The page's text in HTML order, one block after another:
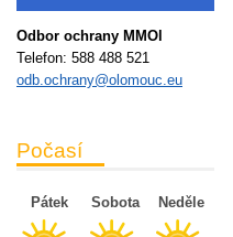
Odbor ochrany MMOl
Telefon: 588 488 521
odb.ochrany@olomouc.eu
Počasí
Pátek Sobota Neděle